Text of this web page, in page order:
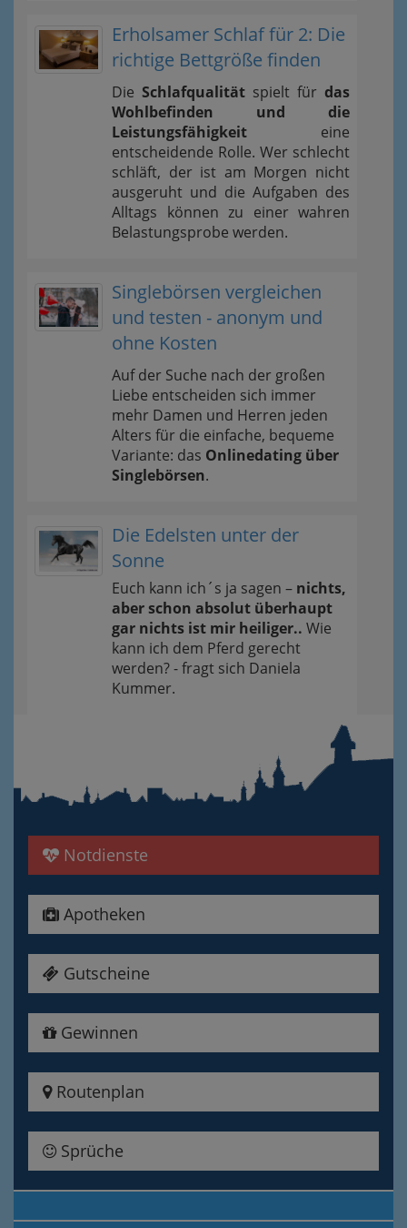
Erholsamer Schlaf für 2: Die
richtige Bettgröße finden
Die Schlafqualität spielt für das
Wohlbefinden und die
Leistungsfähigkeit eine
entscheidende Rolle. Wer schlecht
schläft, der ist am Morgen nicht
ausgeruht und die Aufgaben des
Alltags können zu einer wahren
Belastungsprobe werden.
Singlebörsen vergleichen
und testen - anonym und
ohne Kosten
Auf der Suche nach der großen
Liebe entscheiden sich immer
mehr Damen und Herren jeden
Alters für die einfache, bequeme
Variante: das Onlinedating über
Singlebörsen.
Die Edelsten unter der
Sonne
Euch kann ich´s ja sagen – nichts,
aber schon absolut überhaupt
gar nichts ist mir heiliger.. Wie
kann ich dem Pferd gerecht
werden? - fragt sich Daniela
Kummer.
Notdienste
Apotheken
Gutscheine
Gewinnen
Routenplan
Sprüche